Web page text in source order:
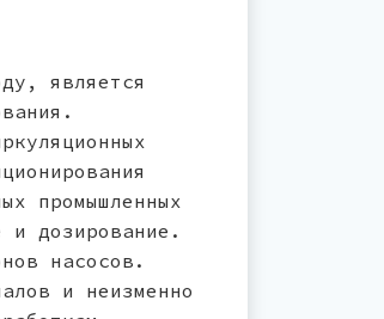
является
промышленных
и дозирование.
насосов.
и неизменно